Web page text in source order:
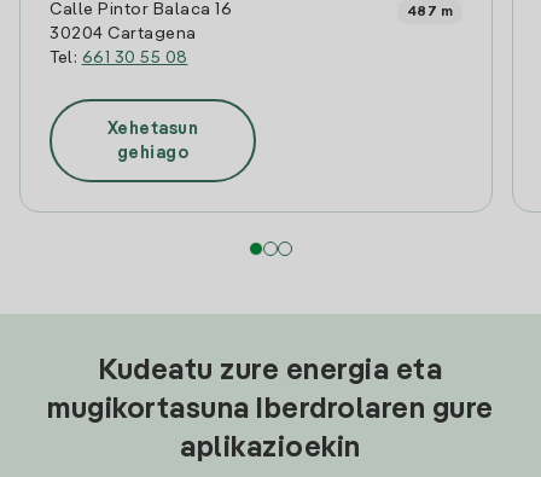
Calle Pintor Balaca 16
30204 Cartagena
Tel: 661 30 55 08
487 m
Xehetasun
gehiago
Kudeatu zure energia eta
mugikortasuna Iberdrolaren gure
aplikazioekin